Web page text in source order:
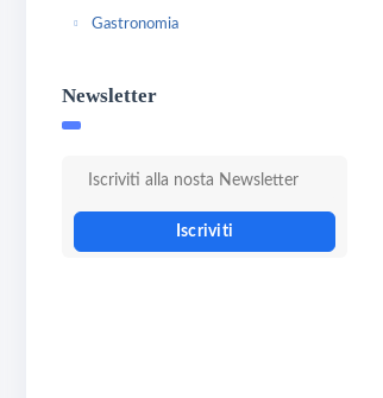
Gastronomia
Newsletter